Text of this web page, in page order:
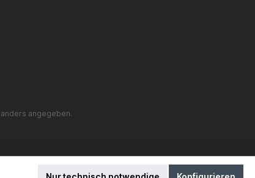
angegeben.